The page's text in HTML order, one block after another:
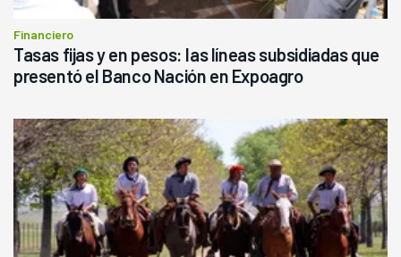
Financiero
Tasas fijas y en pesos: las líneas subsidiadas que
presentó el Banco Nación en Expoagro